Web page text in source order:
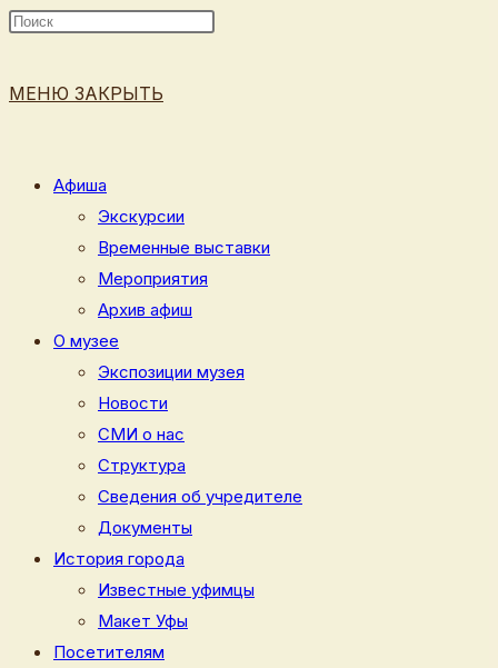
ВЕБ-
МЕНЮ ЗАКРЫТЬ
Афиша
Экскурсии
Временные выставки
Мероприятия
Архив афиш
О музее
Экспозиции музея
Новости
СМИ о нас
Структура
Сведения об учредителе
Документы
История города
Известные уфимцы
Макет Уфы
Посетителям